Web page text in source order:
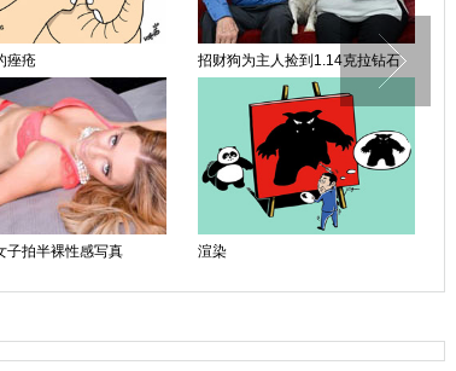
痤疮 招财狗为主人捡到1.14克拉钻石
子拍半裸性感写真 渲染